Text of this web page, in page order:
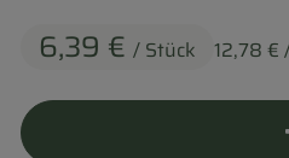
6,39 € / Stück 12,78 €